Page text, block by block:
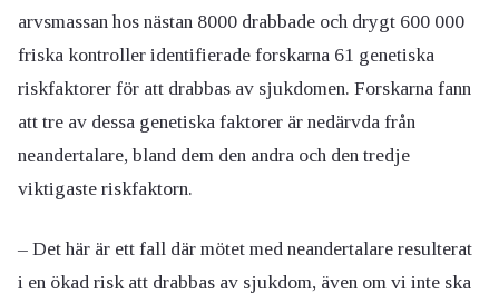
arvsmassan hos nästan 8000 drabbade och drygt 600 000
friska kontroller identifierade forskarna 61 genetiska
riskfaktorer för att drabbas av sjukdomen. Forskarna fann
att tre av dessa genetiska faktorer är nedärvda från
neandertalare, bland dem den andra och den tredje
viktigaste riskfaktorn.
– Det här är ett fall där mötet med neandertalare resulterat
i en ökad risk att drabbas av sjukdom, även om vi inte ska